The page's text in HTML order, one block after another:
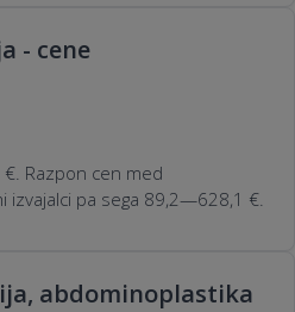
- cene
Razpon cen med
izvajalci pa sega 89,2—628,1 €.
abdominoplastika